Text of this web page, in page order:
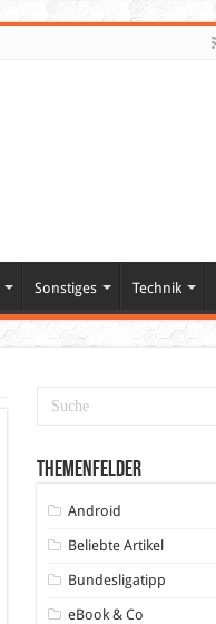
Sonstiges Technik
Themenfelder
Android
Beliebte Artikel
Bundesligatipp
eBook & Co